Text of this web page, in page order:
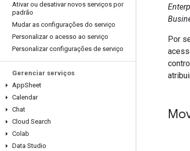
Ativar ou desativar novos serviços por
padrão
Mudar as configurações do serviço
Personalizar o acesso ao serviço
Personalizar configurações de serviço
Gerenciar serviços
AppSheet
Calendar
Chat
Cloud Search
Colab
Data Studio
Por